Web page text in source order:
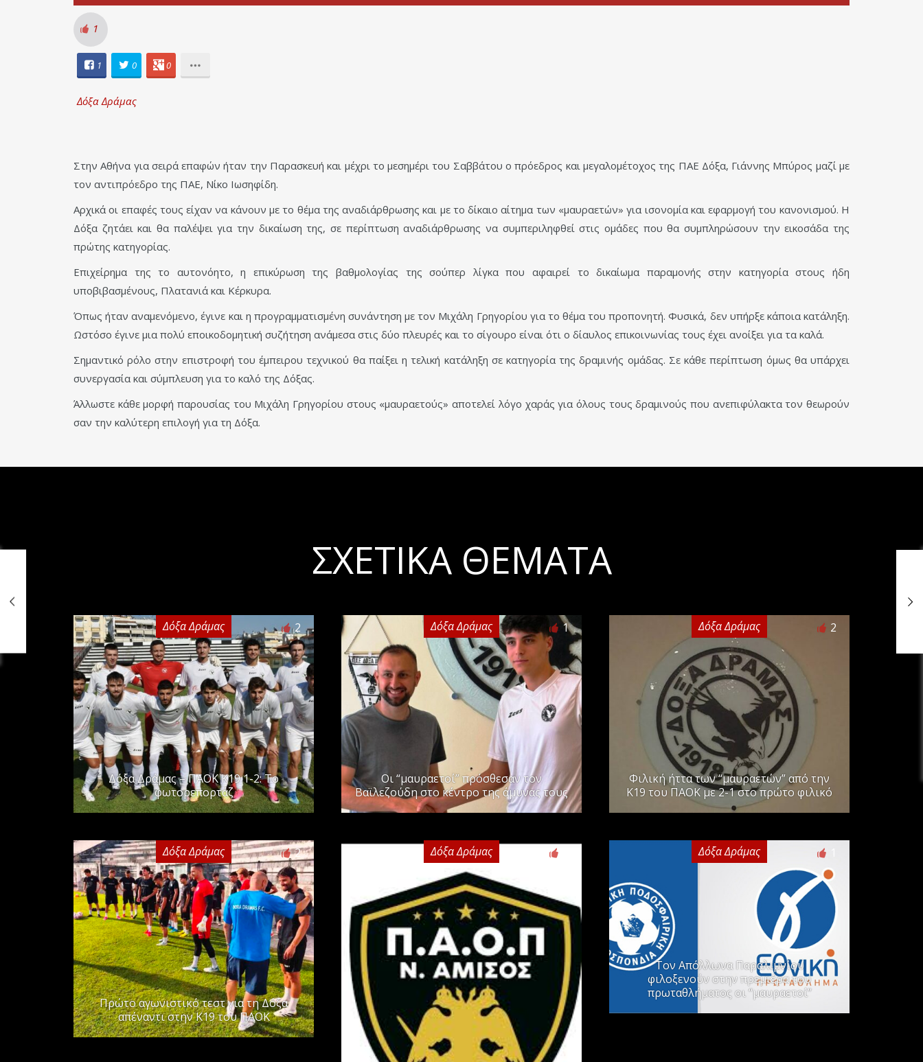
1
1 0 0
Δόξα Δράμας
Στην Αθήνα για σειρά επαφών ήταν την Παρασκευή και μέχρι το μεσημέρι του Σαββάτου ο πρόεδρος και μεγαλομέτοχος της ΠΑΕ Δόξα, Γιάννης Μπύρος μαζί με
τον αντιπρόεδρο της ΠΑΕ, Νίκο Ιωσηφίδη.
Αρχικά οι επαφές τους είχαν να κάνουν με το θέμα της αναδιάρθρωσης και με το δίκαιο αίτημα των «μαυραετών» για ισονομία και εφαρμογή του κανονισμού. Η
Δόξα ζητάει και θα παλέψει για την δικαίωση της, σε περίπτωση αναδιάρθρωσης να συμπεριληφθεί στις ομάδες που θα συμπληρώσουν την εικοσάδα της
πρώτης κατηγορίας.
Επιχείρημα της το αυτονόητο, η επικύρωση της βαθμολογίας της σούπερ λίγκα που αφαιρεί το δικαίωμα παραμονής στην κατηγορία στους ήδη
υποβιβασμένους, Πλατανιά και Κέρκυρα.
Όπως ήταν αναμενόμενο, έγινε και η προγραμματισμένη συνάντηση με τον Μιχάλη Γρηγορίου για το θέμα του προπονητή. Φυσικά, δεν υπήρξε κάποια κατάληξη.
Ωστόσο έγινε μια πολύ εποικοδομητική συζήτηση ανάμεσα στις δύο πλευρές και το σίγουρο είναι ότι ο δίαυλος επικοινωνίας τους έχει ανοίξει για τα καλά.
Σημαντικό ρόλο στην επιστροφή του έμπειρου τεχνικού θα παίξει η τελική κατάληξη σε κατηγορία της δραμινής ομάδας. Σε κάθε περίπτωση όμως θα υπάρχει
συνεργασία και σύμπλευση για το καλό της Δόξας.
Άλλωστε κάθε μορφή παρουσίας του Μιχάλη Γρηγορίου στους «μαυραετούς» αποτελεί λόγο χαράς για όλους τους δραμινούς που ανεπιφύλακτα τον θεωρούν
σαν την καλύτερη επιλογή για τη Δόξα.
ΣΧΕΤΙΚΆ ΘΈΜΑΤΑ
Δόξα Δράμας 2
Δόξα Δράμας – ΠΑΟΚ Κ19 1-2: Το
φωτορεπορτάζ
Δόξα Δράμας 1
Οι “μαυραετοί” πρόσθεσαν τον
Βαϊλεζούδη στο κέντρο της άμυνας τους
Δόξα Δράμας 2
Φιλική ήττα των “μαυραετών” από την
Κ19 του ΠΑΟΚ με 2-1 στο πρώτο φιλικό
Δόξα Δράμας 2
Πρώτο αγωνιστικό τεστ για τη Δόξα
απέναντι στην Κ19 του ΠΑΟΚ
Δόξα Δράμας Δόξα Δράμας
Τον Απόλλωνα Παραλιμνίου
φιλοξενούν στην πρεμιέρα του
πρωταθλήματος οι “μαυραετοί”